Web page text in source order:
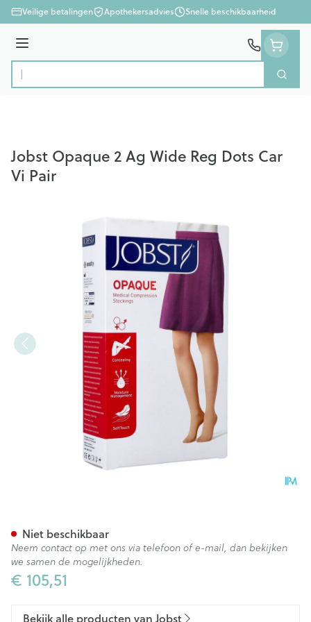
Ga naar de inhoud
Veilige betalingen Apothekersadvies Snelle beschikbaarheid
Menu
Product, merk, categorie...
Zoek
Jobst Opaque 2 Ag Wide Reg Dots Car
Vi Pair
€ 105,51
Niet beschikbaar
Neem contact op met ons via telefoon of e-mail, dan bekijken
we samen de mogelijkheden.
Bekijk alle producten van Jobst